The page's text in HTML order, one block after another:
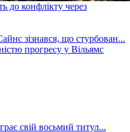
до конфлікту через
прогресу у Вільямс